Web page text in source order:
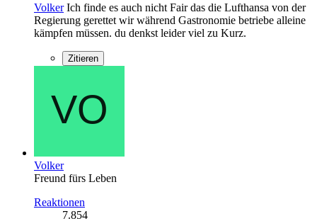
VolkerIch finde es auch nicht Fair das die Lufthansa von der
Regierung gerettet wir während Gastronomie betriebe alleine
kämpfen müssen. du denkst leider viel zu Kurz.
Zitieren
Volker
Freund fürs Leben
Reaktionen
7.854